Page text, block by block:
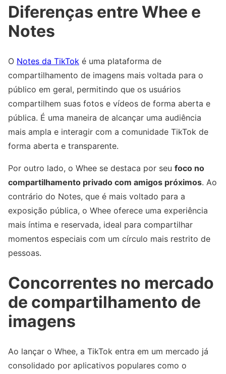
Diferenças entre Whee e
Notes
O Notes da TikTok é uma plataforma de
compartilhamento de imagens mais voltada para o
público em geral, permitindo que os usuários
compartilhem suas fotos e vídeos de forma aberta e
pública. É uma maneira de alcançar uma audiência
mais ampla e interagir com a comunidade TikTok de
forma aberta e transparente.
Por outro lado, o Whee se destaca por seu foco no
compartilhamento privado com amigos próximos. Ao
contrário do Notes, que é mais voltado para a
exposição pública, o Whee oferece uma experiência
mais íntima e reservada, ideal para compartilhar
momentos especiais com um círculo mais restrito de
pessoas.
Concorrentes no mercado
de compartilhamento de
imagens
Ao lançar o Whee, a TikTok entra em um mercado já
consolidado por aplicativos populares como o